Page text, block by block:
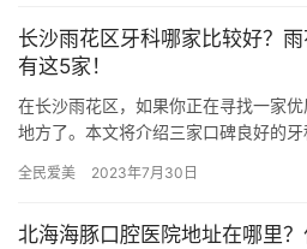
长沙雨花区牙科哪家比较好？
有这5家！
在长沙雨花区，如果你正在寻找一家
地方了。本文将介绍三家口碑良好的
提供正…
全民爱美 2023年7月30日
北海海豚口腔医院地址在哪里